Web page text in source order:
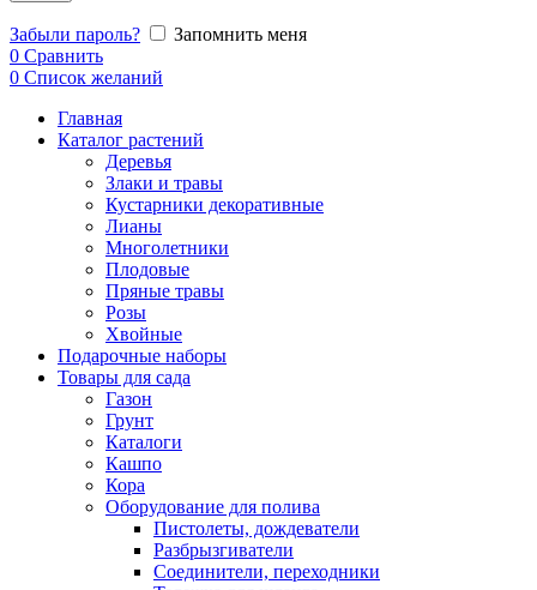
Забыли пароль?
Запомнить меня
0 Сравнить
0 Список желаний
Главная
Каталог растений
Деревья
Злаки и травы
Кустарники декоративные
Лианы
Многолетники
Плодовые
Пряные травы
Розы
Хвойные
Подарочные наборы
Товары для сада
Газон
Грунт
Каталоги
Кашпо
Кора
Оборудование для полива
Пистолеты, дождеватели
Разбрызгиватели
Соединители, переходники